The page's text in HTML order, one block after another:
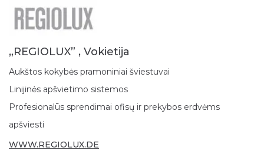
„REGIOLUX” , Vokietija
Aukštos kokybės pramoniniai šviestuvai
Linijinės apšvietimo sistemos
Profesionalūs sprendimai ofisų ir prekybos erdvėms
apšviesti
WWW.REGIOLUX.DE